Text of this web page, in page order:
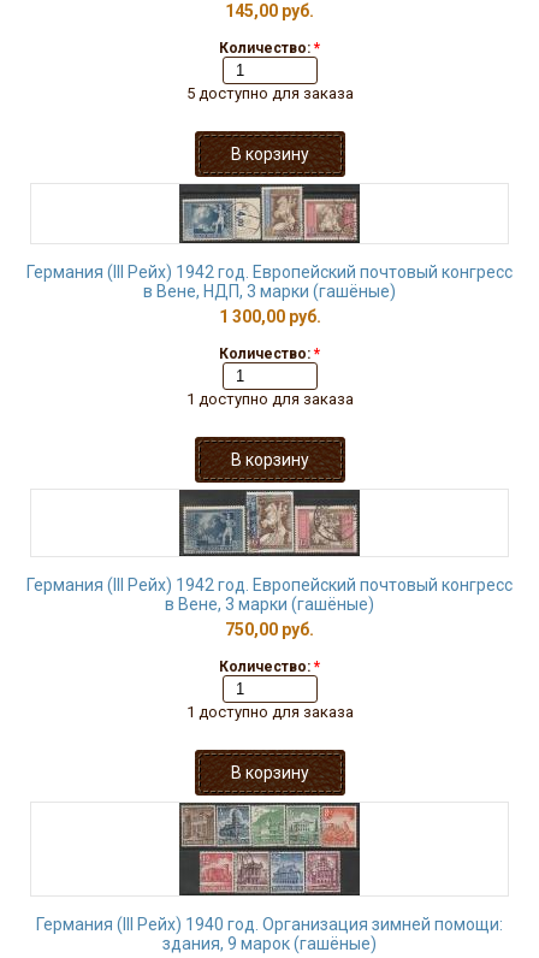
145,00 руб.
Количество: *
5 доступно для заказа
Германия (III Рейх) 1942 год. Европейский почтовый конгресс
в Вене, НДП, 3 марки (гашёные)
1 300,00 руб.
Количество: *
1 доступно для заказа
Германия (III Рейх) 1942 год. Европейский почтовый конгресс
в Вене, 3 марки (гашёные)
750,00 руб.
Количество: *
1 доступно для заказа
Германия (III Рейх) 1940 год. Организация зимней помощи:
здания, 9 марок (гашёные)